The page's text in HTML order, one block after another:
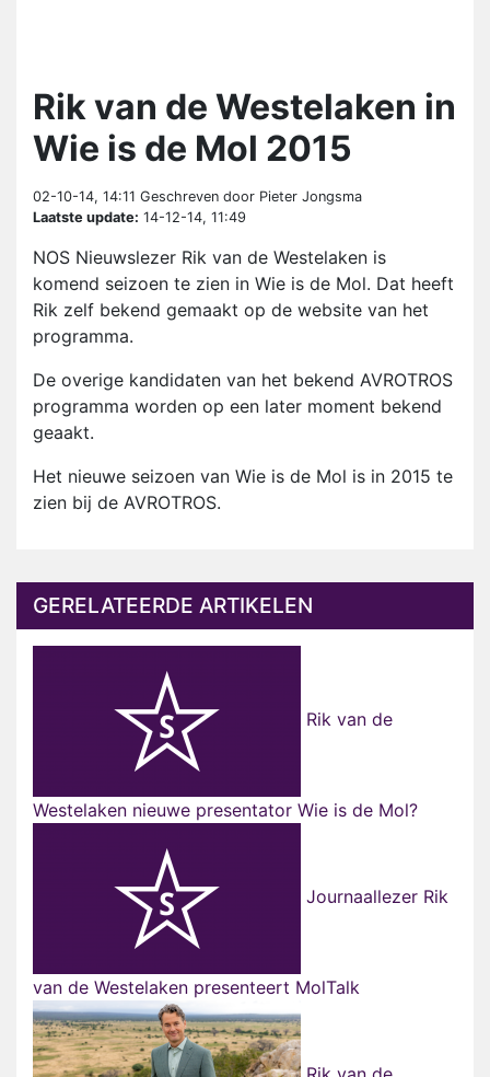
Rik van de Westelaken in
Wie is de Mol 2015
02-10-14, 14:11 Geschreven door Pieter Jongsma
Laatste update: 14-12-14, 11:49
NOS Nieuwslezer Rik van de Westelaken is
komend seizoen te zien in Wie is de Mol. Dat heeft
Rik zelf bekend gemaakt op de website van het
programma.
De overige kandidaten van het bekend AVROTROS
programma worden op een later moment bekend
geaakt.
Het nieuwe seizoen van Wie is de Mol is in 2015 te
zien bij de AVROTROS.
GERELATEERDE ARTIKELEN
Rik van de
Westelaken nieuwe presentator Wie is de Mol?
Journaallezer Rik
van de Westelaken presenteert MolTalk